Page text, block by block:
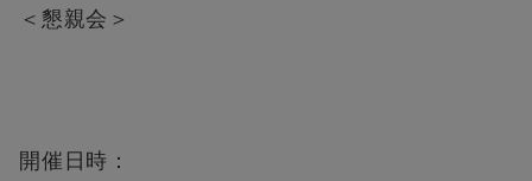
＜懇親会＞
開催日時：